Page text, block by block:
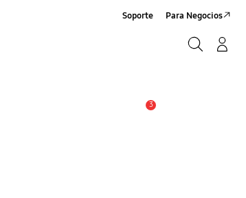
Soporte Para Negocios
3